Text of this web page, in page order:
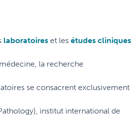
laboratoires et les études cliniques
la recherche
se consacrent exclusivement
institut international de